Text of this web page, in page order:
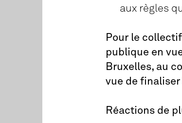
aux règles
Pour le
publique en
Bruxelles, au
vue de
Réactions de